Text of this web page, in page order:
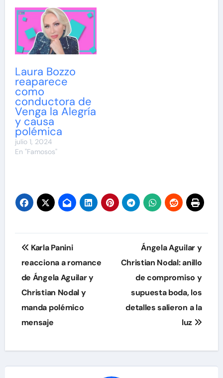
Laura Bozzo
reaparece
como
conductora de
Venga la Alegría
y causa
polémica
julio 1, 2024
En "Famosos"
Navegación
de
entradas
Karla Panini
reacciona a romance
de Ángela Aguilar y
Christian Nodal y
manda polémico
mensaje
Ángela Aguilar y
Christian Nodal: anillo
de compromiso y
supuesta boda, los
detalles salieron a la
luz